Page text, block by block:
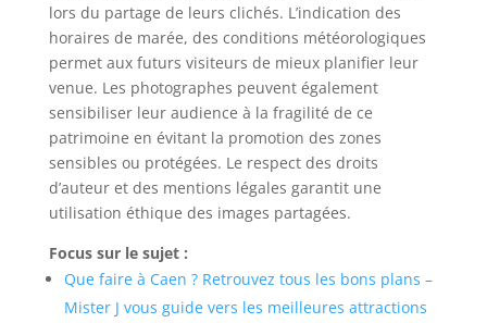
lors du partage de leurs clichés. L’indication des
horaires de marée, des conditions météorologiques
permet aux futurs visiteurs de mieux planifier leur
venue. Les photographes peuvent également
sensibiliser leur audience à la fragilité de ce
patrimoine en évitant la promotion des zones
sensibles ou protégées. Le respect des droits
d’auteur et des mentions légales garantit une
utilisation éthique des images partagées.
Focus sur le sujet :
Que faire à Caen ? Retrouvez tous les bons plans –
Mister J vous guide vers les meilleures attractions